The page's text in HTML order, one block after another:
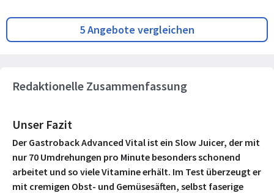
5 Angebote vergleichen
Redaktionelle Zusammenfassung
Unser Fazit
Der Gastroback Advanced Vital ist ein Slow Juicer, der mit
nur 70 Umdrehungen pro Minute besonders schonend
arbeitet und so viele Vitamine erhält. Im Test überzeugt er
mit cremigen Obst- und Gemüsesäften, selbst faserige